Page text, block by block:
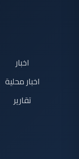
اخبار
اخبار محلية
تقارير